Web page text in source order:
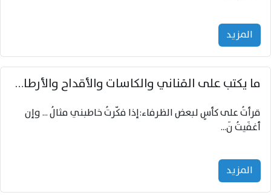
المزید
ما يكتب على القناني والكاسات والأقداح والأرطال والجامات
قرأتُ على كأسٍ لبعض الظرفاء:إذا فكّرتُ خاطبني مثالُ ... وإن
أغفَيتُ نَ...
المزید